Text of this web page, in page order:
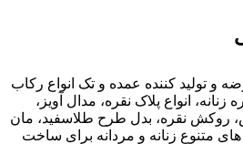
تولید کننده عمده و تک انواع رکاب
زنانه، انواع پلاک نقره، مدال آویز،
روکش نقره، بدل طرح طلاسفید، مان
متنوع زنانه و مردانه برای ساخت